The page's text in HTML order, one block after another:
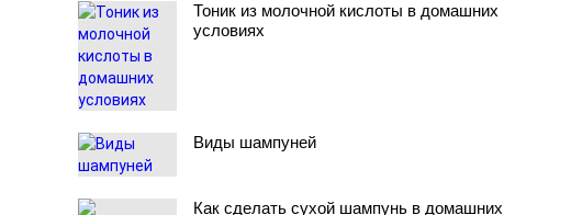
Тоник из молочной кислоты в домашних
условиях
Виды шампуней
Как сделать сухой шампунь в домашних